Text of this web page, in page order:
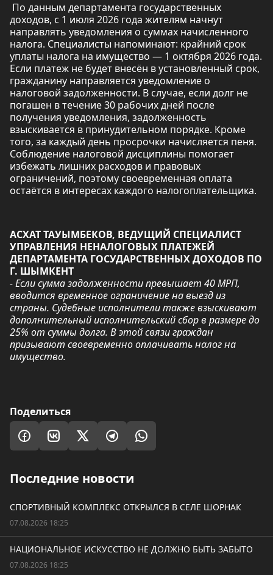
По данным департамента государственных
доходов, с 1 июля 2026 года жителям начнут
направлять уведомления о суммах начисленного
налога. Специалисты напоминают: крайний срок
уплаты налога на имущество — 1 октября 2026 года.
Если платеж не будет внесён в установленный срок,
гражданину направляется уведомление о
налоговой задолженности. В случае, если долг не
погашен в течение 30 рабочих дней после
получения уведомления, задолженность
взыскивается в принудительном порядке. Кроме
того, за каждый день просрочки начисляется пеня.
Соблюдение налоговой дисциплины помогает
избежать лишних расходов и правовых
ограничений, поэтому своевременная оплата
остаётся в интересах каждого налогоплательщика.
АСХАТ ТАУЫМБЕКОВ, ВЕДУЩИЙ СПЕЦИАЛИСТ
УПРАВЛЕНИЯ НЕНАЛОГОВЫХ ПЛАТЕЖЕЙ
ДЕПАРТАМЕНТА ГОСУДАРСТВЕННЫХ ДОХОДОВ ПО
Г. ШЫМКЕНТ
- Если сумма задолженности превышает 40 МРП,
вводится временное ограничение на выезд из
страны. Судебные исполнители также взыскивают
дополнительный исполнительский сбор в размере до
25% от суммы долга. В этой связи граждан
призывают своевременно оплачивать налог на
имущество.
Поделиться
Последние новости
СПОРТИВНЫЙ КОМПЛЕКС ОТКРЫЛСЯ В СЕЛЕ ШОРНАК
07.08.2026 18:25
НАЦИОНАЛЬНОЕ ИСКУССТВО НЕ ДОЛЖНО БЫТЬ ЗАБЫТО
07.08.2026 18:25